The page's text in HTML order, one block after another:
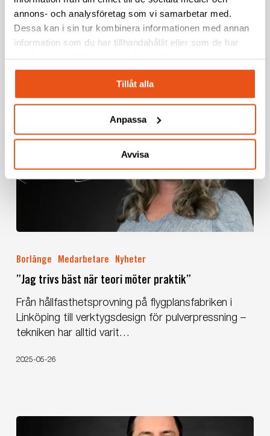
annons- och analysföretag som vi samarbetar med.
Dessa kan i sin tur kombinera informationen med annan
information som du har tillhandahållit eller som de har
Tillåt alla
Anpassa
Avvisa
projektledning inom industrin i Sverige. Hans
bakgrund…
trivs
när
teori
möter
praktik”
Borlänge Medarbetare Nyheter
”Jag trivs bäst när teori möter praktik”
Från hållfasthetsprovning på flygplansfabriken i
Linköping till verktygsdesign för pulverpressning –
tekniken har alltid varit…
2025-05-26